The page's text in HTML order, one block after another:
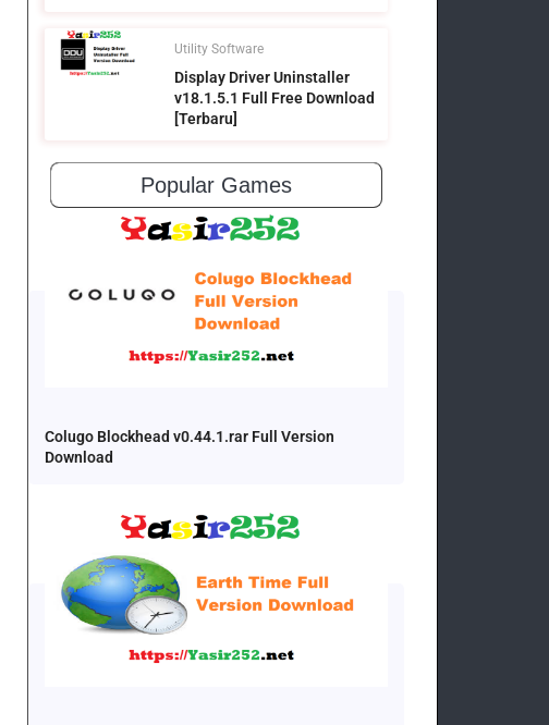
Utility Software
Display Driver Uninstaller
v18.1.5.1 Full Free Download
[Terbaru]
Popular Games
Colugo Blockhead v0.44.1.rar Full Version
Download